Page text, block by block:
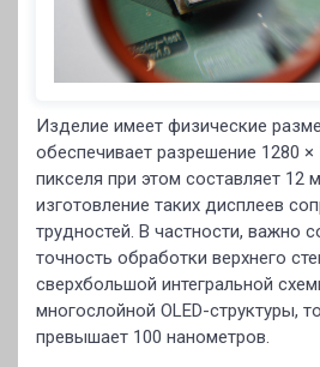
Изделие имеет физические
обеспечивает разрешение 1280
пикселя при этом составляет 12
изготовление таких дисплеев
трудностей. В частности, важно
точность обработки верхнего
сверхбольшой интегральной
многослойной OLED-структуры,
превышает 100 нанометров.